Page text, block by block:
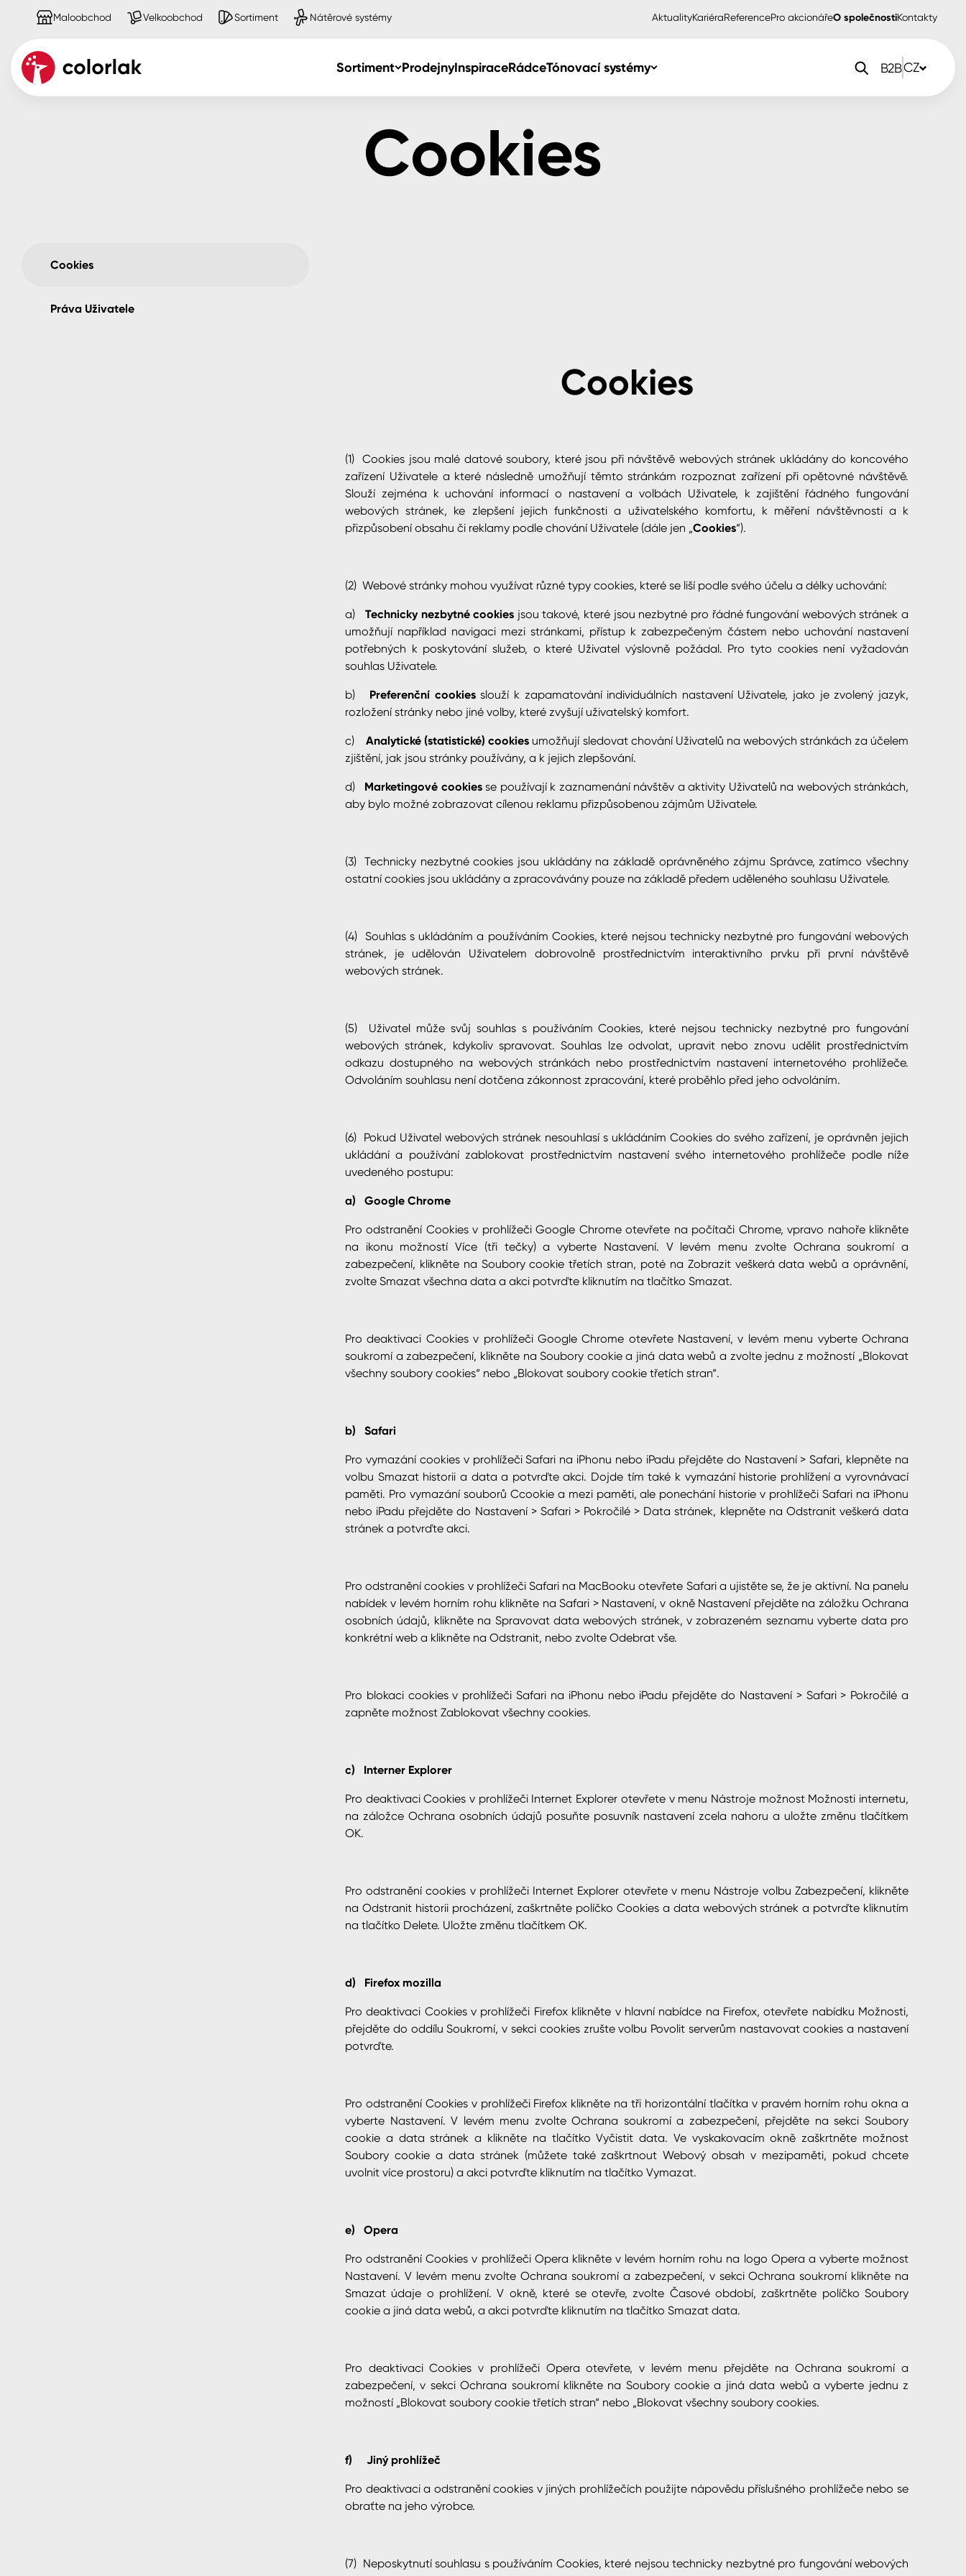
Maloobchod Velkoobchod Sortiment Nátěrové systémy AktualityKariéraReferencePro akcionářeO společnostiKontakty
Sortiment ProdejnyInspiraceRádceTónovací systémy B2BCZ
Cookies
Cookies
Práva Uživatele
Cookies
(1) Cookies jsou malé datové soubory, které jsou při návštěvě webových stránek ukládány do koncového
zařízení Uživatele a které následně umožňují těmto stránkám rozpoznat zařízení při opětovné návštěvě.
Slouží zejména k uchování informací o nastavení a volbách Uživatele, k zajištění řádného fungování
webových stránek, ke zlepšení jejich funkčnosti a uživatelského komfortu, k měření návštěvnosti a k
přizpůsobení obsahu či reklamy podle chování Uživatele (dále jen „Cookies“).
(2) Webové stránky mohou využívat různé typy cookies, které se liší podle svého účelu a délky uchování:
a) Technicky nezbytné cookies jsou takové, které jsou nezbytné pro řádné fungování webových stránek a
umožňují například navigaci mezi stránkami, přístup k zabezpečeným částem nebo uchování nastavení
potřebných k poskytování služeb, o které Uživatel výslovně požádal. Pro tyto cookies není vyžadován
souhlas Uživatele.
b) Preferenční cookiesslouží k zapamatování individuálních nastavení Uživatele, jako je zvolený jazyk,
rozložení stránky nebo jiné volby, které zvyšují uživatelský komfort.
c)Analytické (statistické) cookies umožňují sledovat chování Uživatelů na webových stránkách za účelem
zjištění, jak jsou stránky používány, a k jejich zlepšování.
d) Marketingové cookiesse používají k zaznamenání návštěv a aktivity Uživatelů na webových stránkách,
aby bylo možné zobrazovat cílenou reklamu přizpůsobenou zájmům Uživatele.
(3) Technicky nezbytné cookies jsou ukládány na základě oprávněného zájmu Správce, zatímco všechny
ostatní cookies jsou ukládány a zpracovávány pouze na základě předem uděleného souhlasu Uživatele.
(4) Souhlas s ukládáním a používáním Cookies, které nejsou technicky nezbytné pro fungování webových
stránek, je udělován Uživatelem dobrovolně prostřednictvím interaktivního prvku při první návštěvě
webových stránek.
(5) Uživatel může svůj souhlas s používáním Cookies, které nejsou technicky nezbytné pro fungování
webových stránek, kdykoliv spravovat. Souhlas lze odvolat, upravit nebo znovu udělit prostřednictvím
odkazu dostupného na webových stránkách nebo prostřednictvím nastavení internetového prohlížeče.
Odvoláním souhlasu není dotčena zákonnost zpracování, které proběhlo před jeho odvoláním.
(6) Pokud Uživatel webových stránek nesouhlasí s ukládáním Cookies do svého zařízení, je oprávněn jejich
ukládání a používání zablokovat prostřednictvím nastavení svého internetového prohlížeče podle níže
uvedeného postupu:
a) Google Chrome
Pro odstranění Cookies v prohlížeči Google Chrome otevřete na počítači Chrome, vpravo nahoře klikněte
na ikonu možností Více (tři tečky) a vyberte Nastavení. V levém menu zvolte Ochrana soukromí a
zabezpečení, klikněte na Soubory cookie třetích stran, poté na Zobrazit veškerá data webů a oprávnění,
zvolte Smazat všechna data a akci potvrďte kliknutím na tlačítko Smazat.
Pro deaktivaci Cookies v prohlížeči Google Chrome otevřete Nastavení, v levém menu vyberte Ochrana
soukromí a zabezpečení, klikněte na Soubory cookie a jiná data webů a zvolte jednu z možností „Blokovat
všechny soubory cookies“ nebo „Blokovat soubory cookie třetích stran“.
b) Safari
Pro vymazání cookies v prohlížeči Safari na iPhonu nebo iPadu přejděte do Nastavení > Safari, klepněte na
volbu Smazat historii a data a potvrďte akci. Dojde tím také k vymazání historie prohlížení a vyrovnávací
paměti. Pro vymazání souborů Ccookie a mezi paměti, ale ponechání historie v prohlížeči Safari na iPhonu
nebo iPadu přejděte do Nastavení > Safari > Pokročilé > Data stránek, klepněte na Odstranit veškerá data
stránek a potvrďte akci.
Pro odstranění cookies v prohlížeči Safari na MacBooku otevřete Safari a ujistěte se, že je aktivní. Na panelu
nabídek v levém horním rohu klikněte na Safari > Nastavení, v okně Nastavení přejděte na záložku Ochrana
osobních údajů, klikněte na Spravovat data webových stránek, v zobrazeném seznamu vyberte data pro
konkrétní web a klikněte na Odstranit, nebo zvolte Odebrat vše.
Pro blokaci cookies v prohlížeči Safari na iPhonu nebo iPadu přejděte do Nastavení > Safari > Pokročilé a
zapněte možnost Zablokovat všechny cookies.
c) Interner Explorer
Pro deaktivaci Cookies v prohlížeči Internet Explorer otevřete v menu Nástroje možnost Možnosti internetu,
na záložce Ochrana osobních údajů posuňte posuvník nastavení zcela nahoru a uložte změnu tlačítkem
OK.
Pro odstranění cookies v prohlížeči Internet Explorer otevřete v menu Nástroje volbu Zabezpečení, klikněte
na Odstranit historii procházení, zaškrtněte políčko Cookies a data webových stránek a potvrďte kliknutím
na tlačítko Delete. Uložte změnu tlačítkem OK.
d) Firefox mozilla
Pro deaktivaci Cookies v prohlížeči Firefox klikněte v hlavní nabídce na Firefox, otevřete nabídku Možnosti,
přejděte do oddílu Soukromí, v sekci cookies zrušte volbu Povolit serverům nastavovat cookies a nastavení
potvrďte.
Pro odstranění Cookies v prohlížeči Firefox klikněte na tři horizontální tlačítka v pravém horním rohu okna a
vyberte Nastavení. V levém menu zvolte Ochrana soukromí a zabezpečení, přejděte na sekci Soubory
cookie a data stránek a klikněte na tlačítko Vyčistit data. Ve vyskakovacím okně zaškrtněte možnost
Soubory cookie a data stránek (můžete také zaškrtnout Webový obsah v mezipaměti, pokud chcete
uvolnit více prostoru) a akci potvrďte kliknutím na tlačítko Vymazat.
e) Opera
Pro odstranění Cookies v prohlížeči Opera klikněte v levém horním rohu na logo Opera a vyberte možnost
Nastavení. V levém menu zvolte Ochrana soukromí a zabezpečení, v sekci Ochrana soukromí klikněte na
Smazat údaje o prohlížení. V okně, které se otevře, zvolte Časové období, zaškrtněte políčko Soubory
cookie a jiná data webů, a akci potvrďte kliknutím na tlačítko Smazat data.
Pro deaktivaci Cookies v prohlížeči Opera otevřete, v levém menu přejděte na Ochrana soukromí a
zabezpečení, v sekci Ochrana soukromí klikněte na Soubory cookie a jiná data webů a vyberte jednu z
možností „Blokovat soubory cookie třetích stran“ nebo „Blokovat všechny soubory cookies.
f) Jiný prohlížeč
Pro deaktivaci a odstranění cookies v jiných prohlížečích použijte nápovědu příslušného prohlížeče nebo se
obraťte na jeho výrobce.
(7) Neposkytnutí souhlasu s používáním Cookies, které nejsou technicky nezbytné pro fungování webových